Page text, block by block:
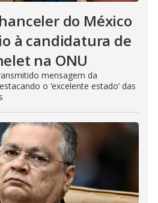
do México
à candidatura de
na ONU
mensagem da
o ‘excelente estado’ das